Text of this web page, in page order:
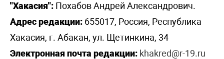
"Хакасия": Похабов Андрей Александрович.
Адрес редакции: 655017, Россия, Республика
Хакасия, г. Абакан, ул. Щетинкина, 34
Электронная почта редакции: khakred@r-19.ru